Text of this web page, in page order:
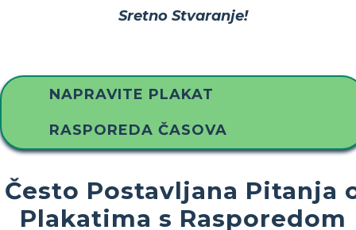
Sretno Stvaranje!
NAPRAVITE PLAKAT
RASPOREDA ČASOVA
Često Postavljana Pitanja
Plakatima s Rasporedom